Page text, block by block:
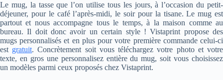
Le mug, la tasse que l’on utilise tous les jours, à l’occasion du petit-
déjeuner, pour le café l’après-midi, le soir pour la tisane. Le mug est
partout et nous accompagne tous le temps, à la maison comme au
bureau. Il doit donc avoir un certain style ! Vistaprint propose des
mugs personnalisés et en plus pour votre première commande celui-ci
est gratuit. Concrètement soit vous téléchargez votre photo et votre
texte, en gros une personnalisez entière du mug, soit vous choisissez
un modèles parmi ceux proposés chez Vistaprint.